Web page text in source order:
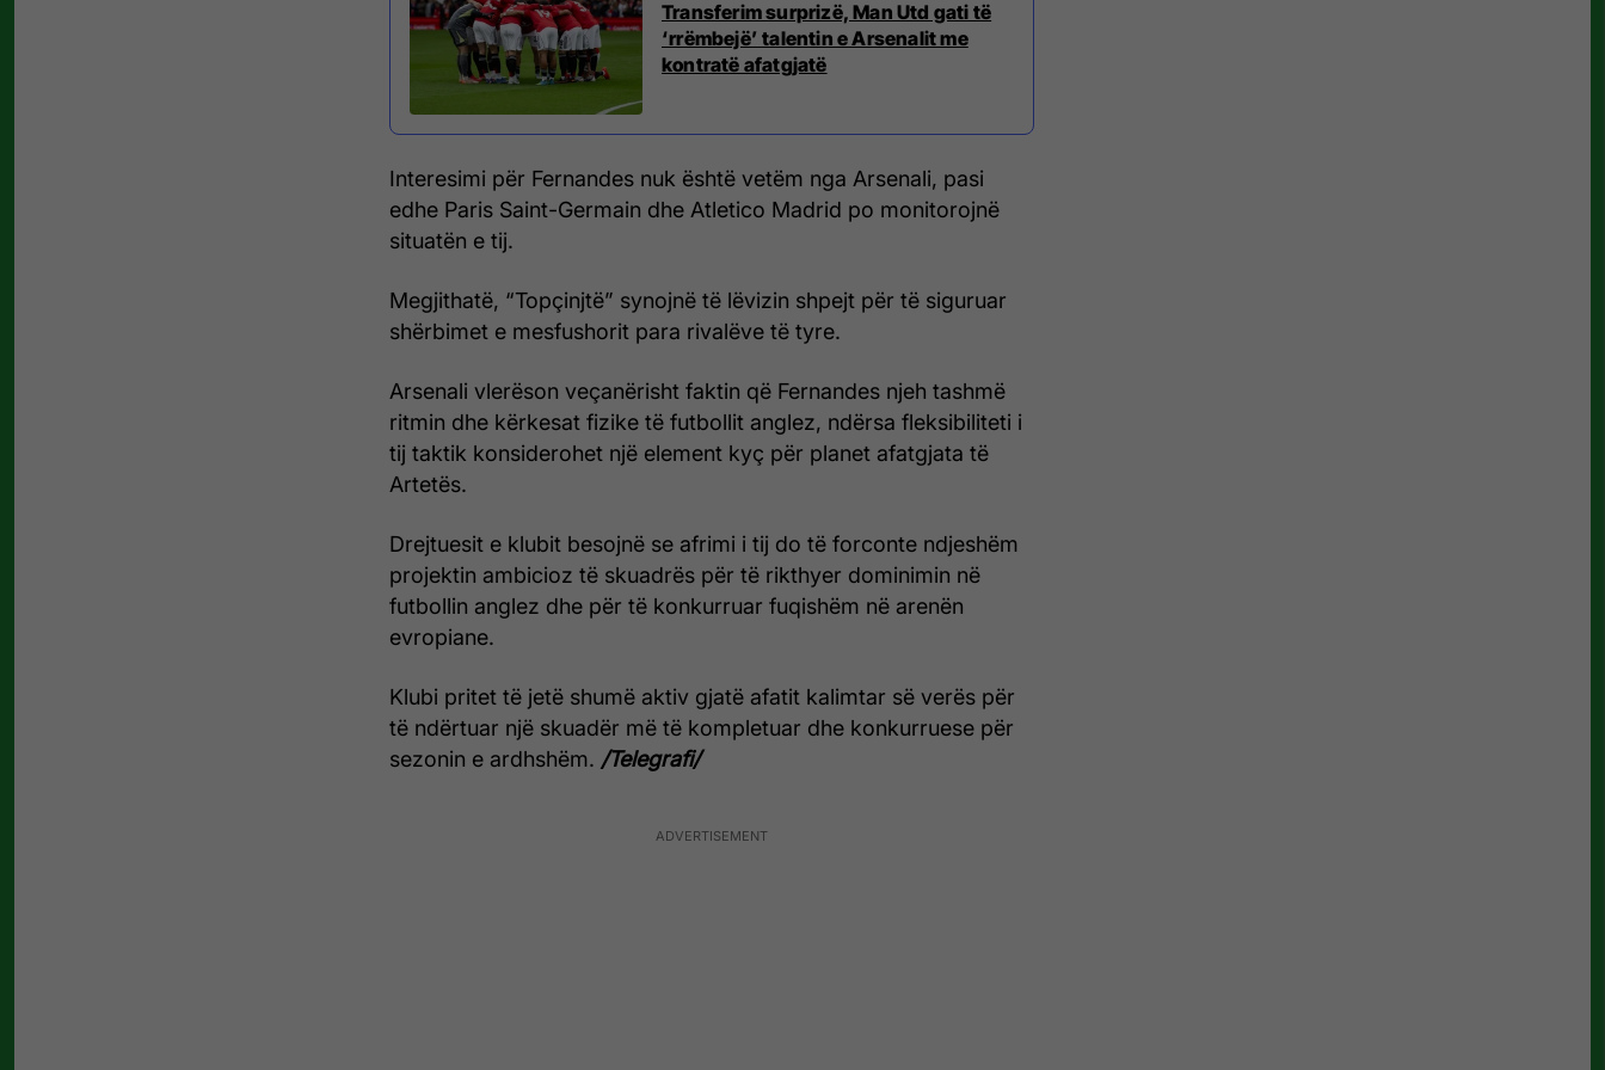
Transferim surprizë, Man Utd gati të
‘rrëmbejë’ talentin e Arsenalit me
kontratë afatgjatë
Interesimi për Fernandes nuk është vetëm nga Arsenali, pasi
edhe Paris Saint-Germain dhe Atletico Madrid po monitorojnë
situatën e tij.
Megjithatë, “Topçinjtë” synojnë të lëvizin shpejt për të siguruar
shërbimet e mesfushorit para rivalëve të tyre.
Arsenali vlerëson veçanërisht faktin që Fernandes njeh tashmë
ritmin dhe kërkesat fizike të futbollit anglez, ndërsa fleksibiliteti i
tij taktik konsiderohet një element kyç për planet afatgjata të
Artetës.
Drejtuesit e klubit besojnë se afrimi i tij do të forconte ndjeshëm
projektin ambicioz të skuadrës për të rikthyer dominimin në
futbollin anglez dhe për të konkurruar fuqishëm në arenën
evropiane.
Klubi pritet të jetë shumë aktiv gjatë afatit kalimtar së verës për
të ndërtuar një skuadër më të kompletuar dhe konkurruese për
sezonin e ardhshëm. /Telegrafi/